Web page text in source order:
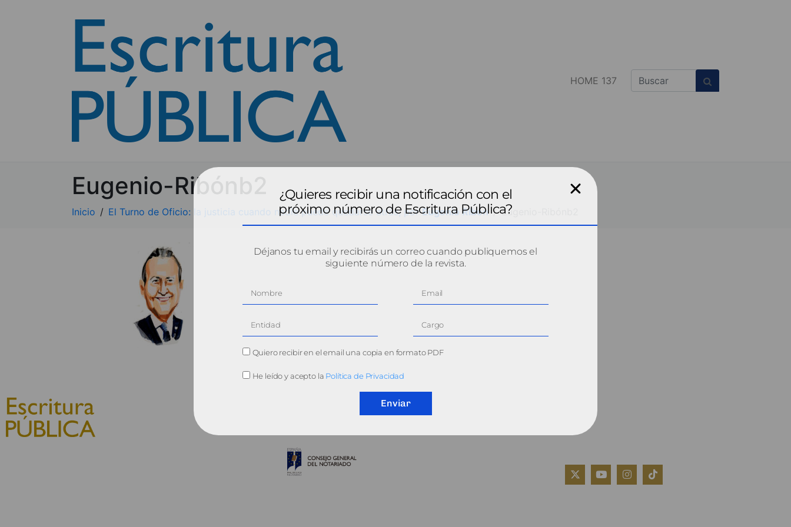
HOME 137
Eugenio-Ribónb2
Inicio El Turno de Oficio: la justicia cuando nadie puede quedarse atrás, porEugenio Ribón Eugenio-Ribónb2
POLÍTICA DE COOKIES
¿Quieres recibir una notificación con el
próximo número de Escritura Pública?
Déjanos tu email y recibirás un correo cuando publiquemos el
siguiente número de la revista.
Quiero recibir en el email una copia en formato PDF
He leído y acepto la Política de Privacidad
Enviar